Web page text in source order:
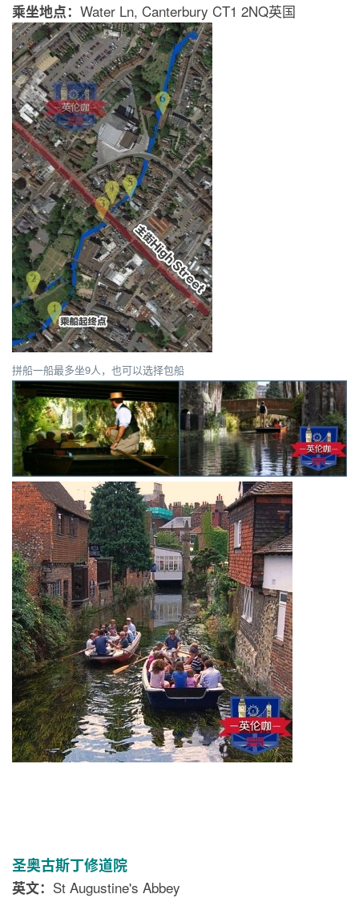
乘坐地点： Water Ln, Canterbury CT1 2NQ英国
拼船一船最多坐9人，也可以选择包船
圣奥古斯丁修道院
英文： St Augustine's Abbey